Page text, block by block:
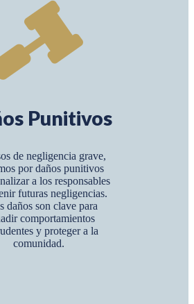
Punitivos
de negligencia grave,
por daños punitivos
a los responsables
futuras negligencias.
daños son clave para
comportamientos
y proteger a la
comunidad.